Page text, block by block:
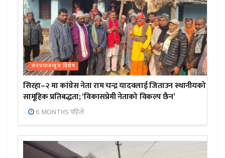
जनप्रभाबन्युज विशेष
सिरहा–२ मा कांग्रेस नेता राम चन्द्र यादवलाई जिताउन स्थानीयको
सामूहिक प्रतिबद्धता; ‘विकासप्रेमी नेताको विकल्प छैन’
6 MONTHS पहिले